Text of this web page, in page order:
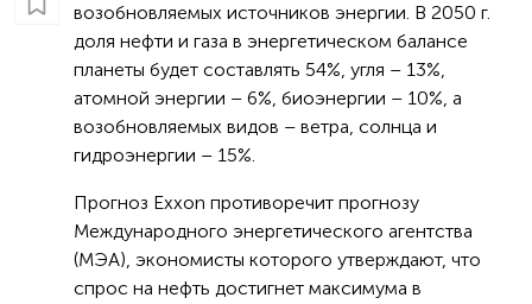
возобновляемых источников энергии. В 2050 г.
доля нефти и газа в энергетическом балансе
планеты будет составлять 54%, угля – 13%,
атомной энергии – 6%, биоэнергии – 10%, а
возобновляемых видов – ветра, солнца и
гидроэнергии – 15%.
Прогноз Exxon противоречит прогнозу
Международного энергетического агентства
(МЭА), экономисты которого утверждают, что
спрос на нефть достигнет максимума в